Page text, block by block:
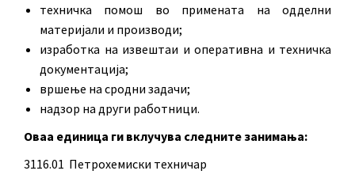
техничка помош во примената на одделни
материјали и производи;
изработка на извештаи и оперативна и техничка
документација;
вршење на сродни задачи;
надзор на други работници.
Оваа единица ги вклучува следните занимања:
3116.01 Петрохемиски техничар